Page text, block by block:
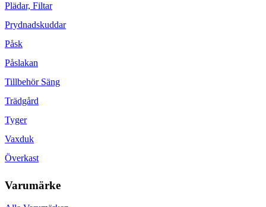
Plädar, Filtar
Prydnadskuddar
Påsk
Påslakan
Tillbehör Säng
Trädgård
Tyger
Vaxduk
Överkast
Varumärke